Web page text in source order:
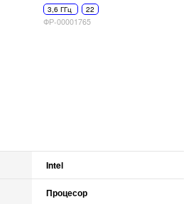
3,6 ГГц 22
ФР-00001765
Intel
Процесор